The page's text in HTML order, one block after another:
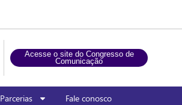
Acesse o site do Congresso de
Comunicação
Parcerias Fale conosco